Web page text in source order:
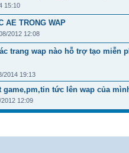
15:10
AE TRONG WAP
2012 12:08
trang wap nào hỗ trợ tạo miễn
2014 19:13
game,pm,tin tức lên wap của
12:09